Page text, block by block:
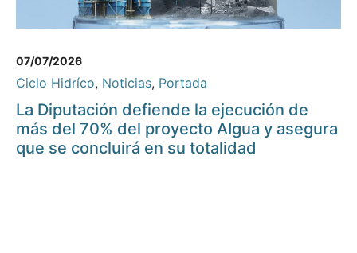
07/07/2026
Ciclo Hidríco, Noticias, Portada
La Diputación defiende la ejecución de
más del 70% del proyecto AIgua y asegura
que se concluirá en su totalidad